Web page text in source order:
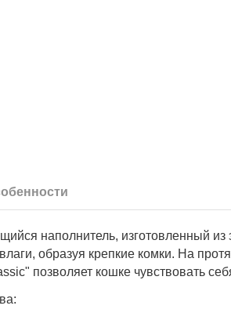
наполнитель, изготовленный
образуя крепкие комки. На
позволяет кошке чувствовать